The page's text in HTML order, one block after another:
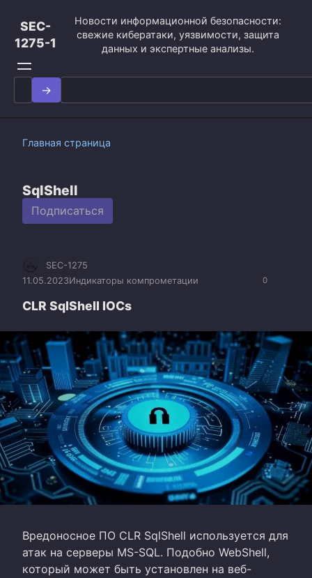
контенту
SEC-
1275-1
Новости информационной безопасности:
свежие кибератаки, уязвимости, защита
данных и экспертные анализы.
Search
for:
Главная страница
SqlShell
Подписаться
0
SEC-1275
11.05.2023Индикаторы компрометации
CLR SqlShell IOCs
Вредоносное ПО CLR SqlShell используется для
атак на серверы MS-SQL. Подобно WebShell,
который может быть установлен на веб-